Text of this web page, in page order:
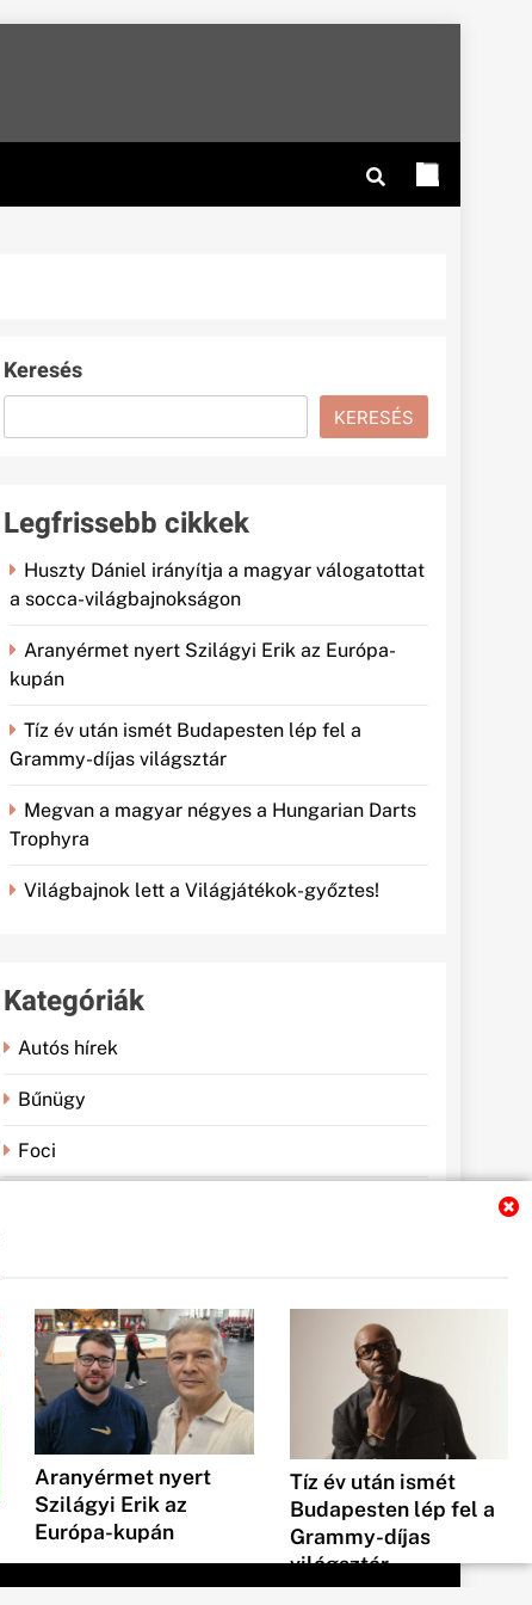
Aranyérmet nyert
Szilágyi Erik az
Európa-kupán
Tíz év után ismét
Budapesten lép fel a
Grammy-díjas
világsztár
Keresés
KERESÉS
Legfrissebb cikkek
Huszty Dániel irányítja a magyar válogatottat
a socca-világbajnokságon
Aranyérmet nyert Szilágyi Erik az Európa-
kupán
Tíz év után ismét Budapesten lép fel a
Grammy-díjas világsztár
Megvan a magyar négyes a Hungarian Darts
Trophyra
Világbajnok lett a Világjátékok-győztes!
Kategóriák
Autós hírek
Bűnügy
Foci
Küzdősportok
Sportbánya
Sporthírek
Tech